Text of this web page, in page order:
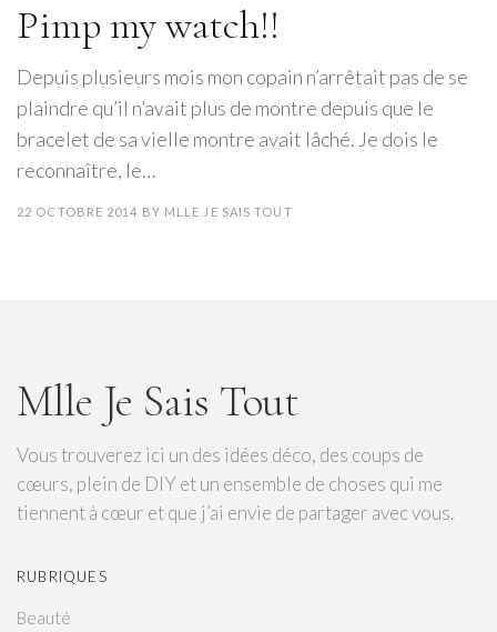
Pimp my watch!!
Depuis plusieurs mois mon copain n’arrêtait pas de se
plaindre qu’il n’avait plus de montre depuis que le
bracelet de sa vielle montre avait lâché. Je dois le
reconnaître, le…
22 OCTOBRE 2014 BY MLLE JE SAIS TOUT
Mlle Je Sais Tout
Vous trouverez ici un des idées déco, des coups de
cœurs, plein de DIY et un ensemble de choses qui me
tiennent à cœur et que j’ai envie de partager avec vous.
RUBRIQUES
Beauté